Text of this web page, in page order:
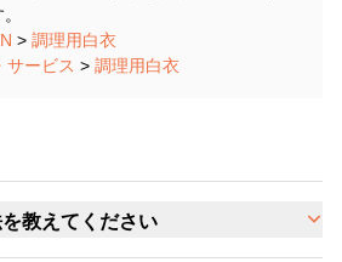
> 調理用白衣
サービス > 調理用白衣
教えてください